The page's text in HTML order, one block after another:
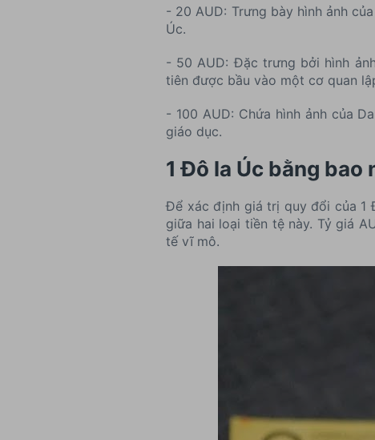
- 20 AUD: Trưng bày hình ảnh
Úc.
- 50 AUD: Đặc trưng bởi hình
tiên được bầu vào một cơ quan
- 100 AUD: Chứa hình ảnh của
giáo dục.
1 Đô la Úc bằng bao
Để xác định giá trị quy đổi của 1
giữa hai loại tiền tệ này. Tỷ giá
tế vĩ mô.